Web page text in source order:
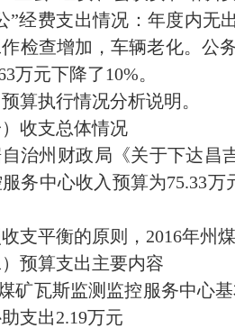
”经费支出情况：年度内无
检查增加，车辆老化。公
万元下降了10%。
算执行情况分析说明。
）收支总体情况
治州财政局《关于下达昌
务中心收入预算为75.33
支平衡的原则，2016年州
）预算支出主要内容
矿瓦斯监测监控服务中心
支出2.19万元